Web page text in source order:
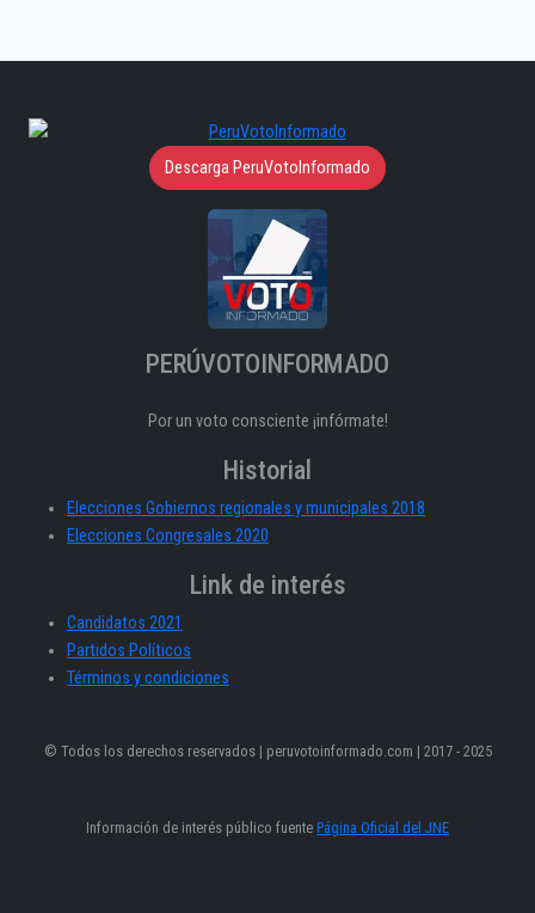
Descarga PeruVotoInformado
PERÚVOTOINFORMADO
Por un voto consciente ¡infórmate!
Historial
Elecciones Gobiernos regionales y municipales 2018
Elecciones Congresales 2020
Link de interés
Candidatos 2021
Partidos Políticos
Términos y condiciones
© Todos los derechos reservados | peruvotoinformado.com | 2017 - 2025
Información de interés público fuente Página Oficial del JNE